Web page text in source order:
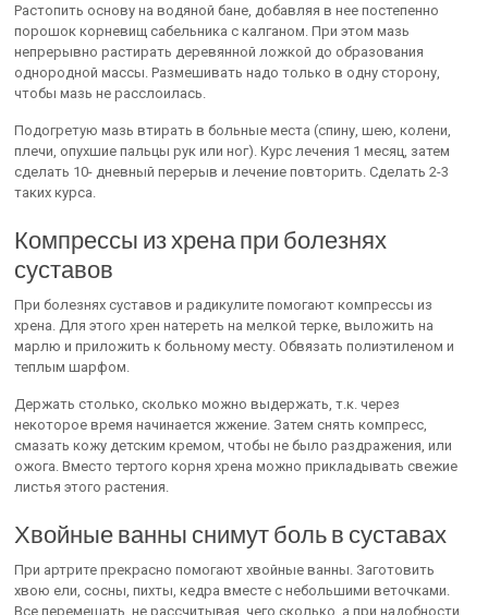
Растопить основу на водяной бане, добавляя в нее постепенно
порошок корневищ сабельника с калганом. При этом мазь
непрерывно растирать деревянной ложкой до образования
однородной массы. Размешивать надо только в одну сторону,
чтобы мазь не расслоилась.
Подогретую мазь втирать в больные места (спину, шею, колени,
плечи, опухшие пальцы рук или ног). Курс лечения 1 месяц, затем
сделать 10- дневный перерыв и лечение повторить. Сделать 2-3
таких курса.
Компрессы из хрена при болезнях
суставов
При болезнях суставов и радикулите помогают компрессы из
хрена. Для этого хрен натереть на мелкой терке, выложить на
марлю и приложить к больному месту. Обвязать полиэтиленом и
теплым шарфом.
Держать столько, сколько можно выдержать, т.к. через
некоторое время начинается жжение. Затем снять компресс,
смазать кожу детским кремом, чтобы не было раздражения, или
ожога. Вместо тертого корня хрена можно прикладывать свежие
листья этого растения.
Хвойные ванны снимут боль в суставах
При артрите прекрасно помогают хвойные ванны. Заготовить
хвою ели, сосны, пихты, кедра вместе с небольшими веточками.
Все перемешать, не рассчитывая, чего сколько, а при надобности